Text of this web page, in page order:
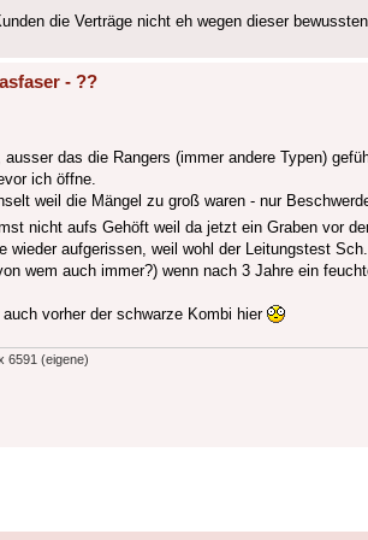
die Verträge nicht eh wegen dieser
- ??
das die Rangers (immer andere Typen)
ich öffne.
weil die Mängel zu groß waren - nur
nicht aufs Gehöft weil da jetzt ein Graben vor
wieder aufgerissen, weil wohl der Leitungstest
wem auch immer?) wenn nach 3 Jahre ein
vorher der schwarze Kombi hier
6591 (eigene)